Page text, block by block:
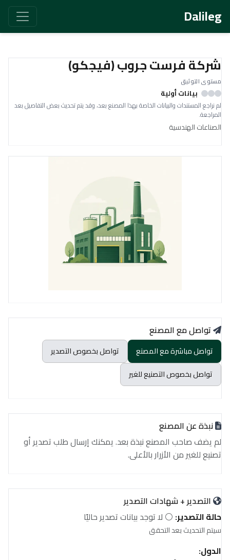
Dalileg
شركة فرست جروب (فيجكو)
مستوى التوثيق
بيانات أولية
لم نراجع المستندات والبيانات الخاصة بهذا المصنع بعد، وقد يتم تحديث بعض التفاصيل بعد
المراجعة.
الصناعات الهندسية
تواصل مع المصنع
تواصل مباشرة مع المصنع
تواصل بخصوص التصدير
تواصل بخصوص التصنيع للغير
نبذة عن المصنع
لم يضف صاحب المصنع نبذة بعد. يمكنك إرسال طلب تصدير أو
تصنيع للغير من الأزرار بالأعلى.
التصدير + شهادات التصدير
حالة التصدير: ⚪ لا توجد بيانات تصدير حاليًا
سيتم التحديث بعد التحقق
الدول: